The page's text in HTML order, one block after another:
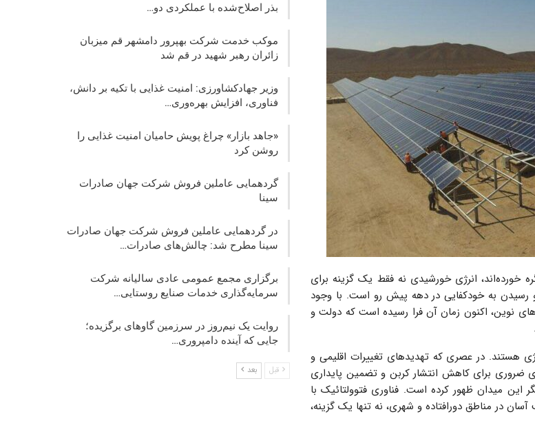
انرژی خورشیدی نه فقط یک گزینه برای
رسیدن به خودکفایی در دهه پیش رو است. با وجود
نوین، اکنون زمان آن فرا رسیده است که دولت و
هستند. در عصری که تهدیدهای تغییرات اقلیمی و
ضروری برای کاهش انتشار کربن و تضمین پایداری
این میدان ظهور کرده است. فناوری فتوولتائیک با
در مناطق دورافتاده و شهری، نه تنها یک گزینه،
بذر اصلاح‌شده با عملکردی دو…
موکب خدمت شرکت بهپرور دامشهر قم میزبان
زائران رهبر شهید در قم شد
وزیر جهادکشاورزی: امنیت غذایی با تکیه بر دانش،
فناوری، افزایش بهره‌وری…
«جاهد بازار» چراغ پویش حامیان امنیت غذایی را
روشن کرد
گردهمایی عاملین فروش شرکت جهان صادرات
سینا
در گردهمایی عاملین فروش شرکت جهان صادرات
سینا مطرح شد: چالش‌های صادرات…
برگزاری مجمع عمومی عادی سالیانه شرکت
سرمایه‌گذاری خدمات صنایع روستایی…
روایت یک نیم‌روز در سرزمین گاوهای برگزیده؛
جایی که آینده دامپروری…
قبل بعد